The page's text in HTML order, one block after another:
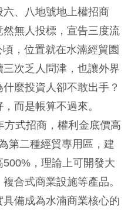
、八地號地上權招商
無人投標，宣告三度流
，位置就在水湳經貿園
次乏人問津，也讓外界
麼投資人卻不敢出手？
而是帳算不過來。
式招商，權利金底價高
第二種經貿專用區，建
，理論上可開發大
合式商業設施等產品。
備成為水湳商業核心的